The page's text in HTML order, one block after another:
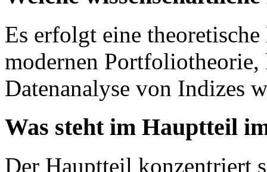
Es erfolgt eine
modernen
Datenanalyse von Indizes
Was steht im Hauptteil
Der Hauptteil konzentriert